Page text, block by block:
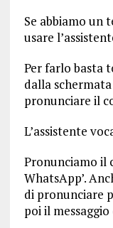
Se abbiamo un
usare
Per farlo basta
dalla
pronunciare il
L’assistente
Pronunciamo il
WhatsApp’.
di pronunciare
poi il